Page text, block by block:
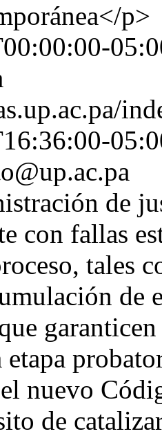
p>
de
con fallas
tales
de
nuevo
de